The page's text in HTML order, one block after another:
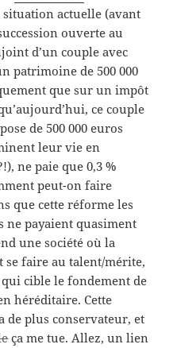
actuelle (avant
ouverte au
d’un couple avec
patrimoine de 500 000
que sur un impôt
ce couple
de 500 000 euros
leur vie en
ne paie que 0,3 %
peut-on faire
que cette réforme les
ne payaient quasiment
une société où la
se faire au talent/mérite,
cible le fondement de
héréditaire. Cette
de plus conservateur, et
ça me tue. Allez, un lien